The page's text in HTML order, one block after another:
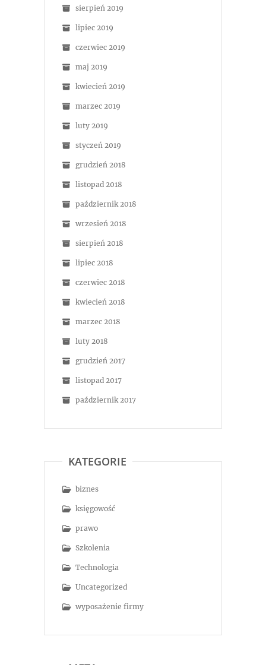
sierpień 2019
lipiec 2019
czerwiec 2019
maj 2019
kwiecień 2019
marzec 2019
luty 2019
styczeń 2019
grudzień 2018
listopad 2018
październik 2018
wrzesień 2018
sierpień 2018
lipiec 2018
czerwiec 2018
kwiecień 2018
marzec 2018
luty 2018
grudzień 2017
listopad 2017
październik 2017
KATEGORIE
biznes
księgowość
prawo
Szkolenia
Technologia
Uncategorized
wyposażenie firmy